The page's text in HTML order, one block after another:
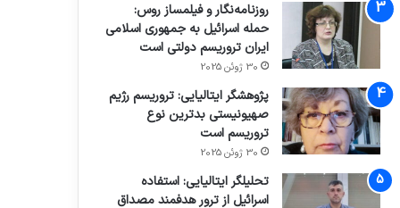
روزنامه‌نگار و فیلمساز روس:
حمله اسرائیل به جمهوری اسلامی
ایران تروریسم دولتی است
30 ژوئن 2025
پژوهشگر ایتالیایی: تروریسم رژیم
صهیونیستی بدترین نوع
تروریسم است
30 ژوئن 2025
تحلیلگر ایتالیایی: استفاده
اسرائیل از ترور هدفمند مصداق